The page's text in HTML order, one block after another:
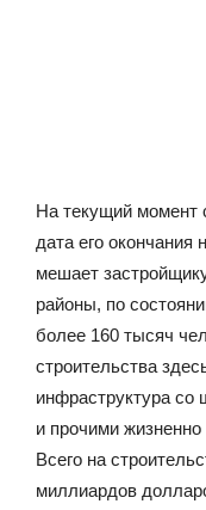
На текущий момент
дата его окончания
мешает
районы, по
более 160 тысяч
строительства
инфраструктура со
и прочими
Всего на
миллиардов